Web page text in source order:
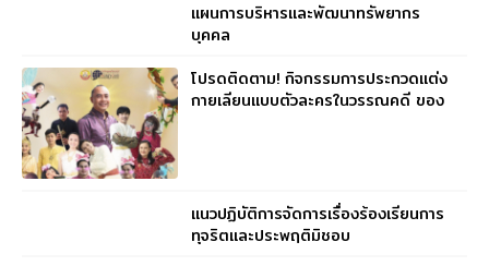
แผนการบริหารและพัฒนาทรัพยากร
บุคคล
โปรดติดตาม! กิจกรรมการประกวดแต่ง
กายเลียนแบบตัวละครในวรรณคดี ของ
แนวปฏิบัติการจัดการเรื่องร้องเรียนการ
ทุจริตและประพฤติมิชอบ